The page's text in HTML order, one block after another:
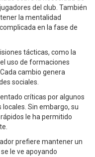
del club. También
la mentalidad
en la fase de
tácticas, como la
uso de formaciones
cambio genera
sociales.
críticas por algunos
Sin embargo, su
le ha permitido
prefiere mantener un
le ve apoyando